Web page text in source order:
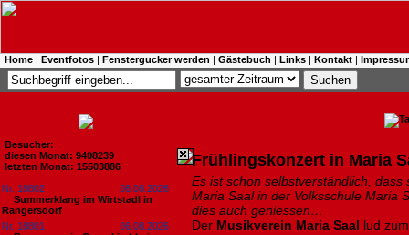
Home | Eventfotos | Fenstergucker werden | Gästebuch | Links | Kontakt |
Besucher:
diesen Monat: 9408239
letzten Monat: 15503886
Nr. 18802
08.08.2026
Summerklang im Wirtstadl in
Rangersdorf
Nr. 18801
06.08.2026
Frühlingskonzert in Maria
Es ist schon selbstverständlich,
Maria Saal in der Volksschule Maria
dies auch geniessen…
Der Musikverein Maria Saal lud